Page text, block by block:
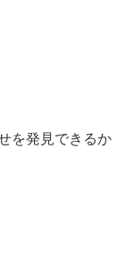
を発見できるか